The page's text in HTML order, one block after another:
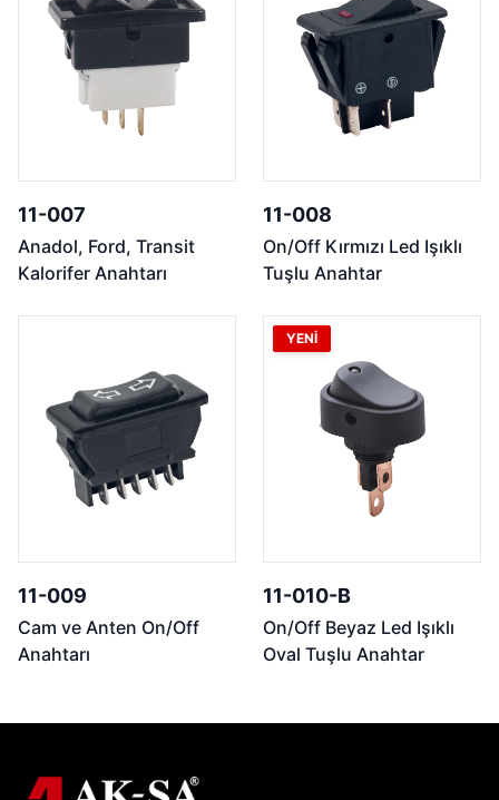
11-007
Anadol, Ford, Transit
Kalorifer Anahtarı
11-008
On/Off Kırmızı Led Işıklı
Tuşlu Anahtar
11-009
Cam ve Anten On/Off
Anahtarı
YENİ
11-010-B
On/Off Beyaz Led Işıklı
Oval Tuşlu Anahtar